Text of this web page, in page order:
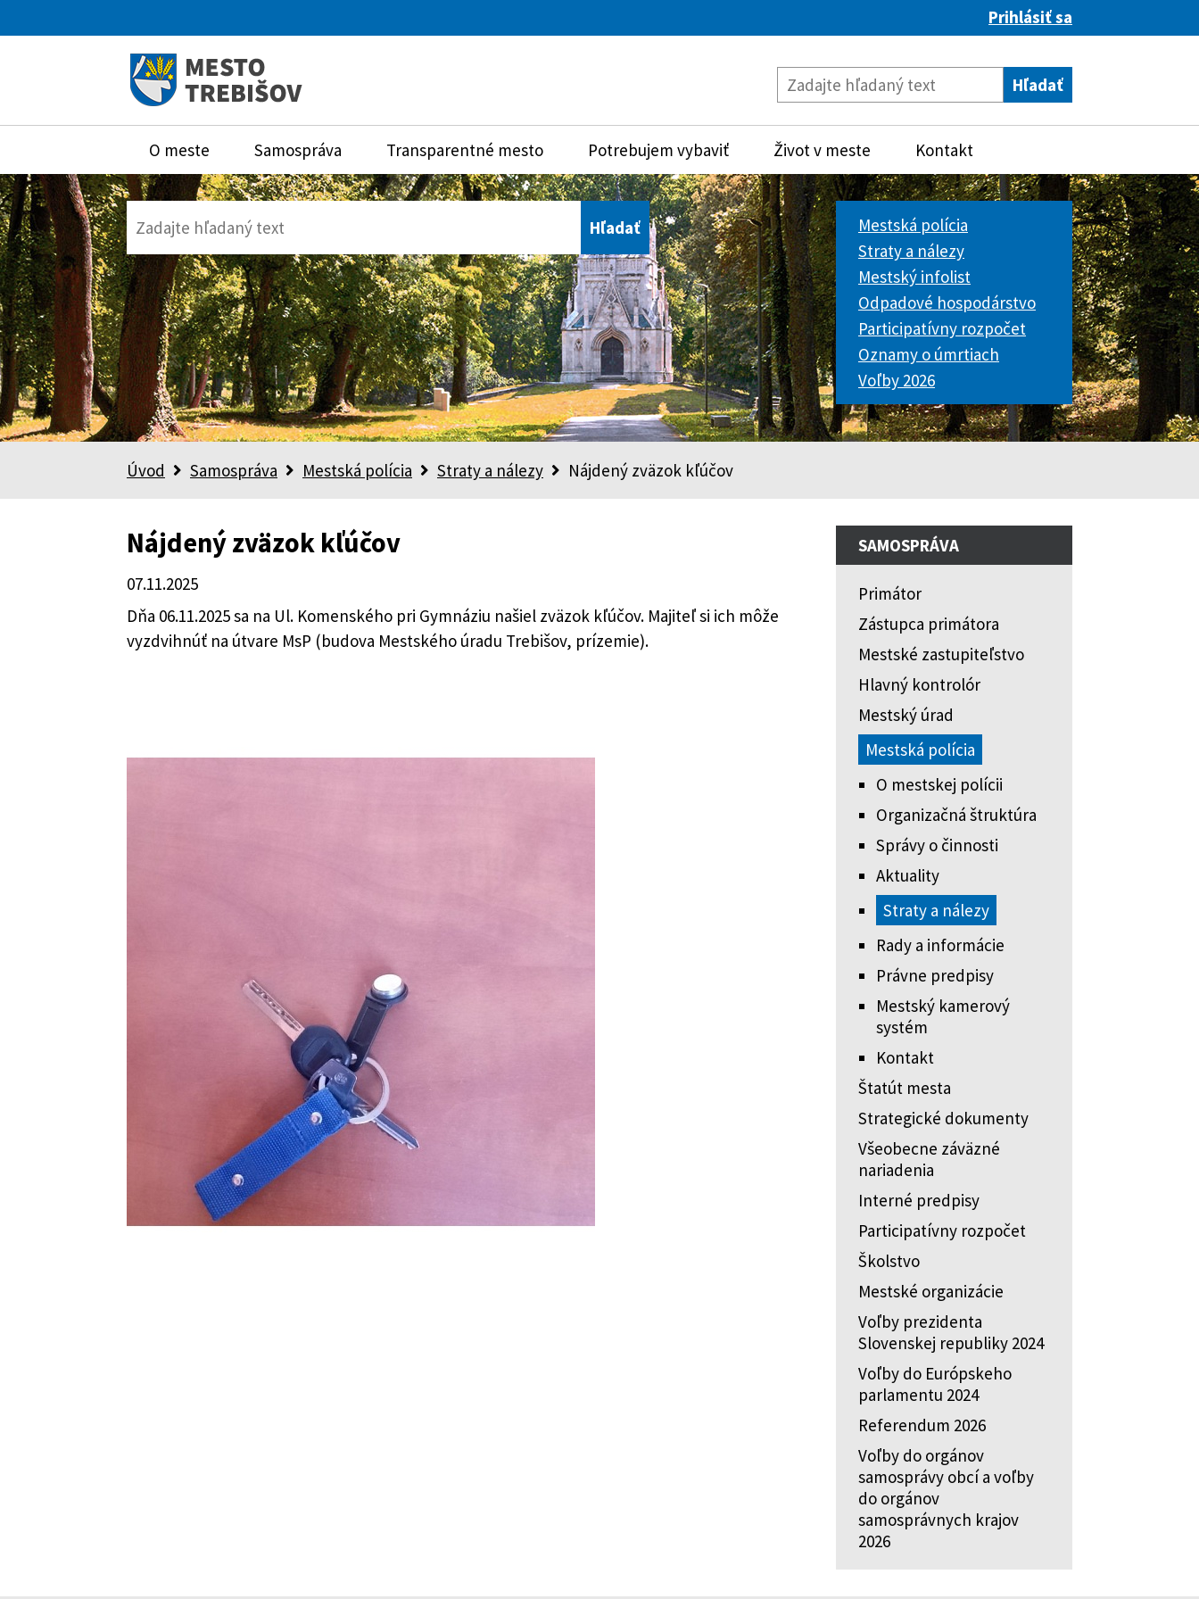
Prihlásiť sa
O meste Samospráva Transparentné mesto Potrebujem vybaviť Život v meste Kontakt
Mestská polícia
Straty a nálezy
Mestský infolist
Odpadové hospodárstvo
Participatívny rozpočet
Oznamy o úmrtiach
Voľby 2026
Úvod Samospráva Mestská polícia Straty a nálezy Nájdený zväzok kľúčov
SAMOSPRÁVA
Primátor
Zástupca primátora
Mestské zastupiteľstvo
Hlavný kontrolór
Mestský úrad
Mestská polícia
O mestskej polícii
Organizačná štruktúra
Správy o činnosti
Aktuality
Straty a nálezy
Rady a informácie
Právne predpisy
Mestský kamerový
systém
Kontakt
Štatút mesta
Strategické dokumenty
Všeobecne záväzné
nariadenia
Interné predpisy
Participatívny rozpočet
Školstvo
Mestské organizácie
Voľby prezidenta
Slovenskej republiky 2024
Voľby do Európskeho
parlamentu 2024
Referendum 2026
Voľby do orgánov
samosprávy obcí a voľby
do orgánov
samosprávnych krajov
2026
Nájdený zväzok kľúčov
07.11.2025
Dňa 06.11.2025 sa na Ul. Komenského pri Gymnáziu našiel zväzok kľúčov. Majiteľ si ich môže
vyzdvihnúť na útvare MsP (budova Mestského úradu Trebišov, prízemie).